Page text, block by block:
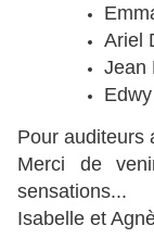
Ariel
Jean
Pour auditeurs
Merci de
sensations...
Isabelle et